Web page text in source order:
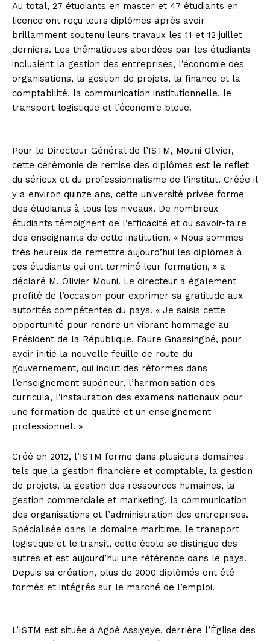
Au total, 27 étudiants en master et 47 étudiants en
licence ont reçu leurs diplômes après avoir
brillamment soutenu leurs travaux les 11 et 12 juillet
derniers. Les thématiques abordées par les étudiants
incluaient la gestion des entreprises, l’économie des
organisations, la gestion de projets, la finance et la
comptabilité, la communication institutionnelle, le
transport logistique et l’économie bleue.
Pour le Directeur Général de l’ISTM, Mouni Olivier,
cette cérémonie de remise des diplômes est le reflet
du sérieux et du professionnalisme de l’institut. Créée il
y a environ quinze ans, cette université privée forme
des étudiants à tous les niveaux. De nombreux
étudiants témoignent de l’efficacité et du savoir-faire
des enseignants de cette institution. « Nous sommes
très heureux de remettre aujourd’hui les diplômes à
ces étudiants qui ont terminé leur formation, » a
déclaré M. Olivier Mouni. Le directeur a également
profité de l’occasion pour exprimer sa gratitude aux
autorités compétentes du pays. « Je saisis cette
opportunité pour rendre un vibrant hommage au
Président de la République, Faure Gnassingbé, pour
avoir initié la nouvelle feuille de route du
gouvernement, qui inclut des réformes dans
l’enseignement supérieur, l’harmonisation des
curricula, l’instauration des examens nationaux pour
une formation de qualité et un enseignement
professionnel. »
Créé en 2012, l’ISTM forme dans plusieurs domaines
tels que la gestion financière et comptable, la gestion
de projets, la gestion des ressources humaines, la
gestion commerciale et marketing, la communication
des organisations et l’administration des entreprises.
Spécialisée dans le domaine maritime, le transport
logistique et le transit, cette école se distingue des
autres et est aujourd’hui une référence dans le pays.
Depuis sa création, plus de 2000 diplômés ont été
formés et intégrés sur le marché de l’emploi.
L’ISTM est située à Agoè Assiyeye, derrière l’Église des